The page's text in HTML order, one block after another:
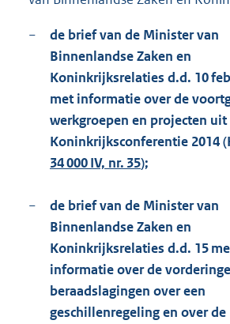
−
de brief van de Minister van
Binnenlandse Zaken en
Koninkrijksrelaties d.d. 10
met informatie over de
werkgroepen en projecten uit
Koninkrijksconferentie 2014
34 000 IV, nr. 35);
−
de brief van de Minister van
Binnenlandse Zaken en
Koninkrijksrelaties d.d. 15
informatie over de
beraadslagingen over een
geschillenregeling en over de